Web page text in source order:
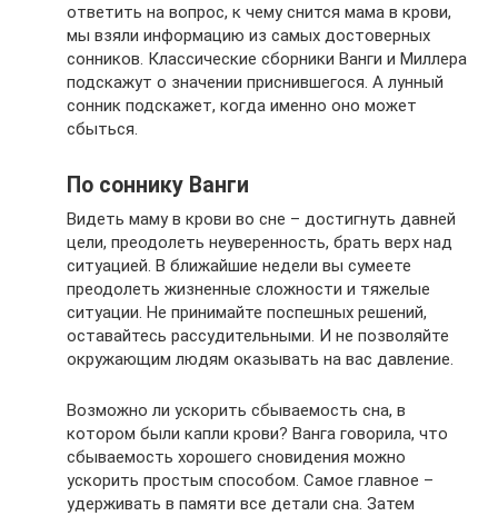
ответить на вопрос, к чему снится мама в крови,
мы взяли информацию из самых достоверных
сонников. Классические сборники Ванги и Миллера
подскажут о значении приснившегося. А лунный
сонник подскажет, когда именно оно может
сбыться.
По соннику Ванги
Видеть маму в крови во сне – достигнуть давней
цели, преодолеть неуверенность, брать верх над
ситуацией. В ближайшие недели вы сумеете
преодолеть жизненные сложности и тяжелые
ситуации. Не принимайте поспешных решений,
оставайтесь рассудительными. И не позволяйте
окружающим людям оказывать на вас давление.
Возможно ли ускорить сбываемость сна, в
котором были капли крови? Ванга говорила, что
сбываемость хорошего сновидения можно
ускорить простым способом. Самое главное –
удерживать в памяти все детали сна. Затем